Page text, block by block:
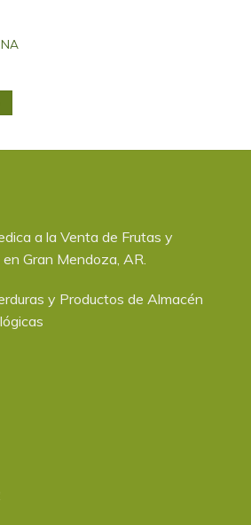
a la Venta de Frutas y
Gran Mendoza, AR.
y Productos de Almacén